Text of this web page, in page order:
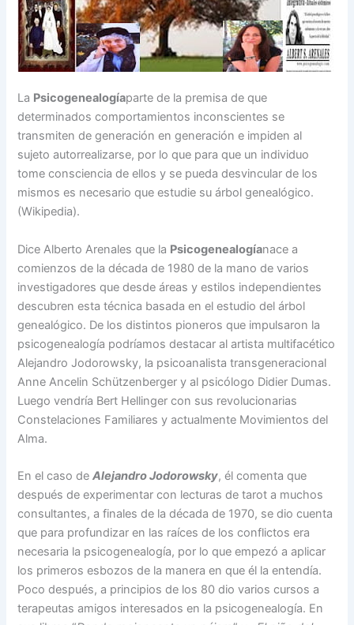
La Psicogenealogíaparte de la premisa de que
determinados comportamientos inconscientes se
transmiten de generación en generación e impiden al
sujeto autorrealizarse, por lo que para que un individuo
tome consciencia de ellos y se pueda desvincular de los
mismos es necesario que estudie su árbol genealógico.
(Wikipedia).
Dice Alberto Arenales que la Psicogenealogíanace a
comienzos de la década de 1980 de la mano de varios
investigadores que desde áreas y estilos independientes
descubren esta técnica basada en el estudio del árbol
genealógico. De los distintos pioneros que impulsaron la
psicogenealogía podríamos destacar al artista multifacético
Alejandro Jodorowsky, la psicoanalista transgeneracional
Anne Ancelin Schützenberger y al psicólogo Didier Dumas.
Luego vendría Bert Hellinger con sus revolucionarias
Constelaciones Familiares y actualmente Movimientos del
Alma.
En el caso deAlejandro Jodorowsky, él comenta que
después de experimentar con lecturas de tarot a muchos
consultantes, a finales de la década de 1970, se dio cuenta
que para profundizar en las raíces de los conflictos era
necesaria la psicogenealogía, por lo que empezó a aplicar
los primeros esbozos de la manera en que él la entendía.
Poco después, a principios de los 80 dio varios cursos a
terapeutas amigos interesados en la psicogenealogía. En